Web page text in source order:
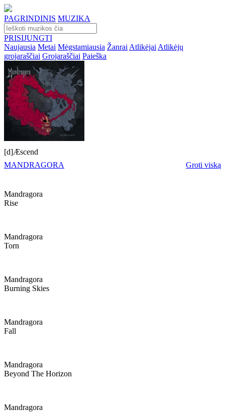
PAGRINDINIS MUZIKA
PRISIJUNGTI
Naujausia Metai Mėgstamiausia Žanrai Atlikėjai Atlikėjų
grojaraščiai Grojaraščiai Paieška
[d]Æscend
MANDRAGORA
Groti viską
Mandragora
Rise
Mandragora
Torn
Mandragora
Burning Skies
Mandragora
Fall
Mandragora
Beyond The Horizon
Mandragora